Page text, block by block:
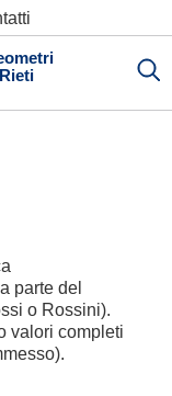
parte del
o Rossini).
valori completi